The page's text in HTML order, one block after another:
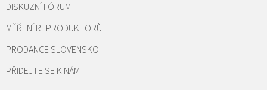
DISKUZNÍ FÓRUM
MĚŘENÍ REPRODUKTORŮ
PRODANCE SLOVENSKO
PŘIDEJTE SE K NÁM